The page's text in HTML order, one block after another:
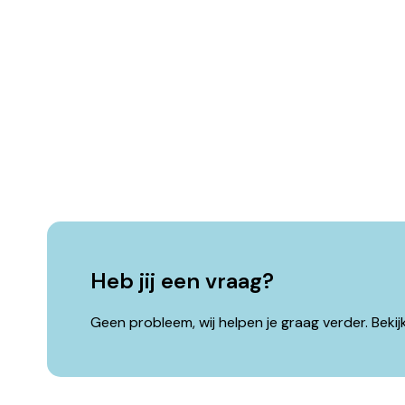
Heb jij een vraag?
Geen probleem, wij helpen je graag verder.